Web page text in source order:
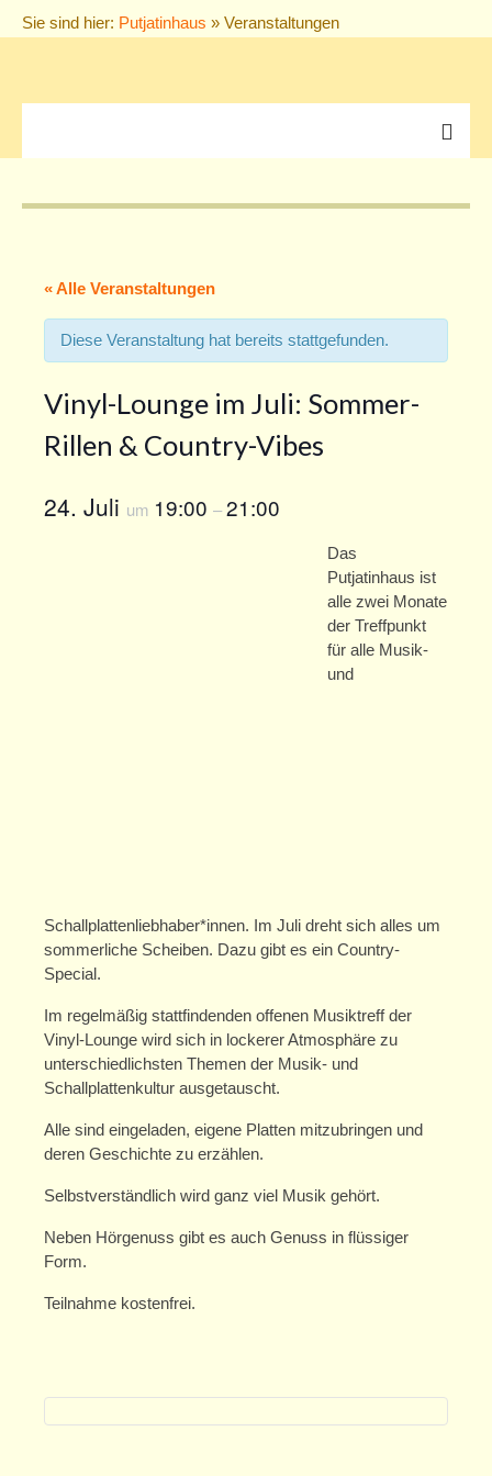
Sie sind hier: Putjatinhaus » Veranstaltungen
THIEL’s TREFFEN
Konzerte
Puppentheater
Ausstellungen
Offene Treffs
Zschachwitzer Märchentage 2025
Zschachwitzer Märchentage 2024
Programm (abgesagt)
Mitwirkende
Programm
Zschachwitzer Märchenkalender 2020
Kurse für Erwachsene
Angebote
« Alle Veranstaltungen
Diese Veranstaltung hat bereits stattgefunden.
Vinyl-Lounge im Juli: Sommer-
Rillen & Country-Vibes
24. Juli um 19:00 –21:00
Das
Putjatinhaus ist
alle zwei Monate
der Treffpunkt
für alle Musik-
und
Schallplattenliebhaber*innen. Im Juli dreht sich alles um
sommerliche Scheiben. Dazu gibt es ein Country-
Special.
Im regelmäßig stattfindenden offenen Musiktreff der
Vinyl-Lounge wird sich in lockerer Atmosphäre zu
unterschiedlichsten Themen der Musik- und
Schallplattenkultur ausgetauscht.
Alle sind eingeladen, eigene Platten mitzubringen und
deren Geschichte zu erzählen.
Selbstverständlich wird ganz viel Musik gehört.
Neben Hörgenuss gibt es auch Genuss in flüssiger
Form.
Teilnahme kostenfrei.